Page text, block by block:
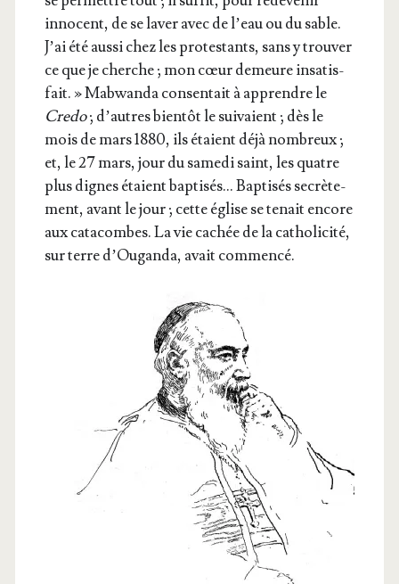
inno­cent, de se laver avec de l’eau ou du sable.
J’ai été aus­si chez les pro­tes­tants, sans y trou­ver
ce que je cherche ; mon cœur demeure insa­tis­
fait. » Mab­wan­da consen­tait à apprendre le
Cre­do; d’autres bien­tôt le sui­vaient ; dès le
mois de mars 1880, ils étaient déjà nom­breux ;
et, le 27 mars, jour du same­di saint, les quatre
plus dignes étaient bap­ti­sés… Bap­ti­sés secrè­te­
ment, avant le jour ; cette église se tenait encore
aux cata­combes. La vie cachée de la catho­li­ci­té,
sur terre d’Ou­gan­da, avait commencé.